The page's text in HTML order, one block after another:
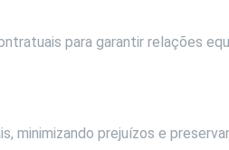
para garantir relações
minimizando prejuízos e